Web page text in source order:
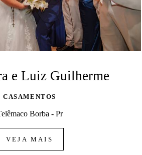
e Luiz Guilherme
CASAMENTOS
Borba - Pr
VEJA MAIS